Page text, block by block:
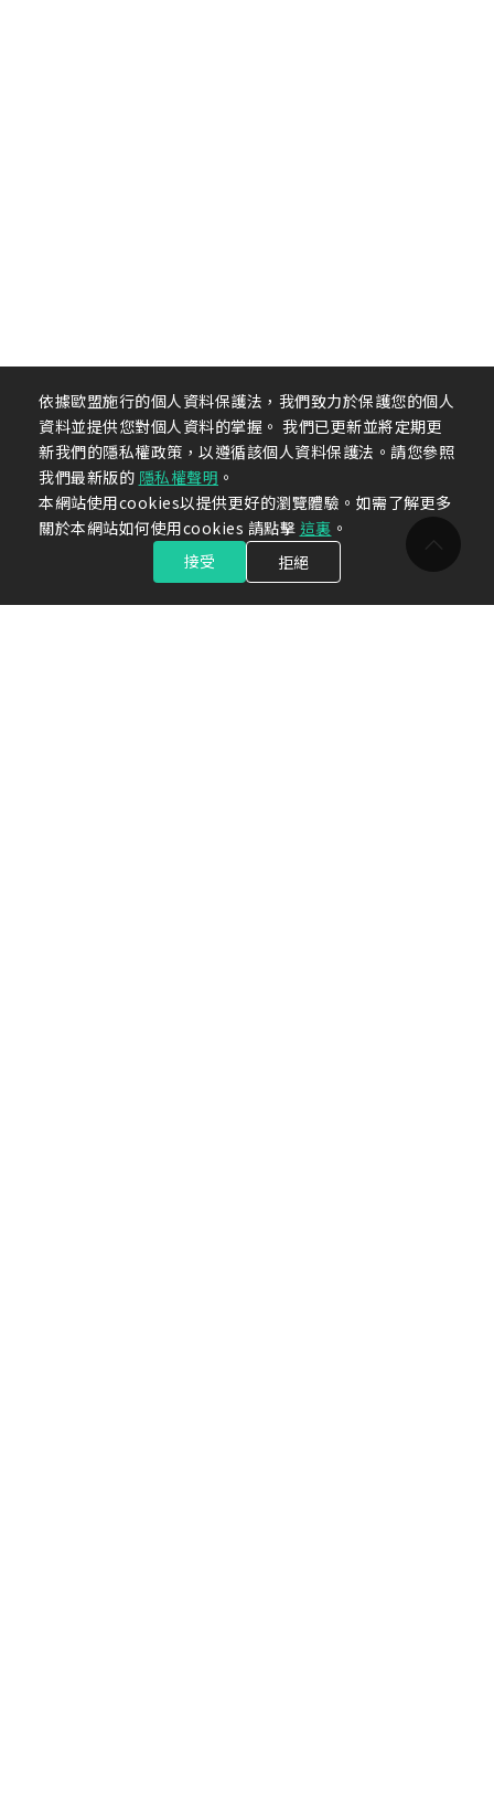
依據歐盟施行的個人資料保護法，我們致力於保護您的個人
資料並提供您對個人資料的掌握。 我們已更新並將定期更
新我們的隱私權政策，以遵循該個人資料保護法。請您參照
我們最新版的 隱私權聲明 。
本網站使用cookies以提供更好的瀏覽體驗。如需了解更多
關於本網站如何使用cookies 請點擊 這裏 。
接受
拒絕